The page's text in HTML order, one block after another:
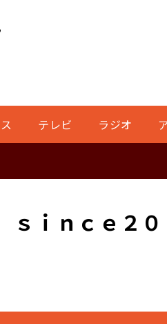
テレビ ラジオ
ｉｎｃｅ２